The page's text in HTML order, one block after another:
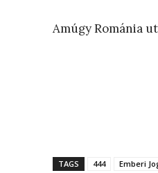
Amúgy Románia
TAGS 444 Emberi